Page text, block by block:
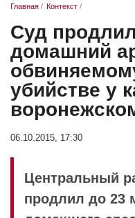
Главная / Контекст /
Суд
домашний
убийстве у
06.10.2015, 17:30
Центральный
продлил до 23